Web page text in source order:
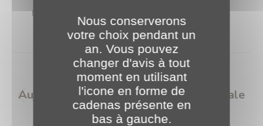
Étiquettes :
NavigationPRÉCÉDENT
Article
précédent
Aujourd’hui c’est la journée internationale
du hamburger ! 🍔
Nous conserverons
votre choix pendant un
an. Vous pouvez
changer d'avis à tout
moment en utilisant
l'icone en forme de
cadenas présente en
bas à gauche.